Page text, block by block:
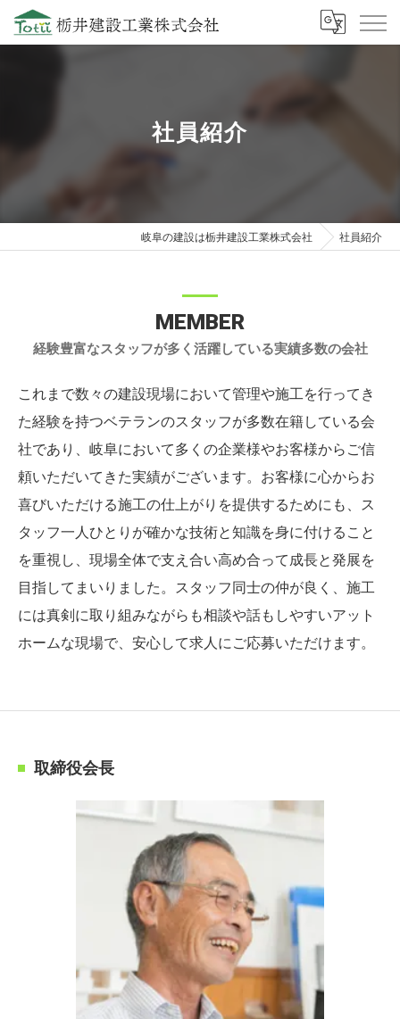
社員紹介
岐阜の建設は栃井建設工業株式会社 社員紹介
経験豊富なスタッフが多く活躍している実績多数の会社
MEMBER
これまで数々の建設現場において管理や施工を行ってき
た経験を持つベテランのスタッフが多数在籍している会
社であり、岐阜において多くの企業様やお客様からご信
頼いただいてきた実績がございます。お客様に心からお
喜びいただける施工の仕上がりを提供するためにも、ス
タッフ一人ひとりが確かな技術と知識を身に付けること
を重視し、現場全体で支え合い高め合って成長と発展を
目指してまいりました。スタッフ同士の仲が良く、施工
には真剣に取り組みながらも相談や話もしやすいアット
ホームな現場で、安心して求人にご応募いただけます。
取締役会長